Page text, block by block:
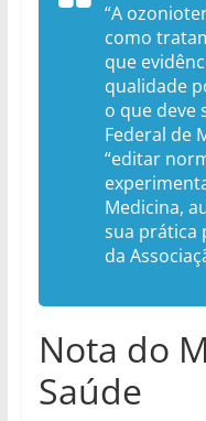
“A
como
que
qualidade
o que deve
Federal de
“editar
Medicina,
sua prática
da
Nota do
Saúde